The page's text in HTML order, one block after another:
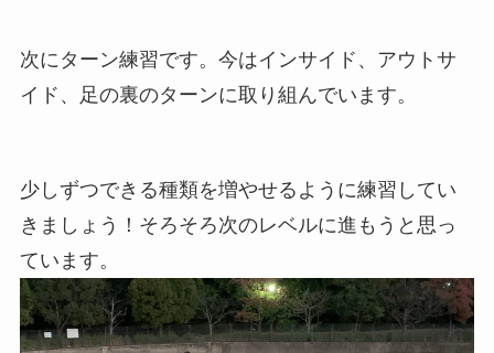
次にターン練習です。今はインサイド、アウトサ
イド、足の裏のターンに取り組んでいます。
少しずつできる種類を増やせるように練習してい
きましょう！そろそろ次のレベルに進もうと思っ
ています。